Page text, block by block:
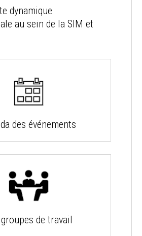
dynamique
au sein de la SIM et
des événements
de travail